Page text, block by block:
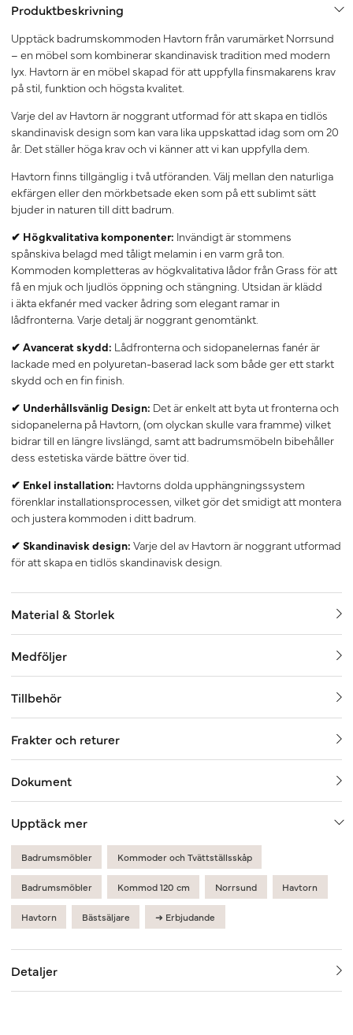
Produktbeskrivning
Upptäck badrumskommoden Havtorn från varumärket Norrsund
– en möbel som kombinerar skandinavisk tradition med modern
lyx. Havtorn är en möbel skapad för att uppfylla finsmakarens krav
på stil, funktion och högsta kvalitet.
Varje del av Havtorn är noggrant utformad för att skapa en tidlös
skandinavisk design som kan vara lika uppskattad idag som om 20
år. Det ställer höga krav och vi känner att vi kan uppfylla dem.
Havtorn finns tillgänglig i två utföranden. Välj mellan den naturliga
ekfärgen eller den mörkbetsade eken som på ett sublimt sätt
bjuder in naturen till ditt badrum.
✔ Högkvalitativa komponenter: Invändigt är stommens
spånskiva belagd med tåligt melamin i en varm grå ton.
Kommoden kompletteras av högkvalitativa lådor från Grass för att
få en mjuk och ljudlös öppning och stängning. Utsidan är klädd
i äkta ekfanér med vacker ådring som elegant ramar in
lådfronterna. Varje detalj är noggrant genomtänkt.
✔ Avancerat skydd: Lådfronterna och sidopanelernas fanér är
lackade med en polyuretan-baserad lack som både ger ett starkt
skydd och en fin finish.
✔ Underhållsvänlig Design: Det är enkelt att byta ut fronterna och
sidopanelerna på Havtorn, (om olyckan skulle vara framme) vilket
bidrar till en längre livslängd, samt att badrumsmöbeln bibehåller
dess estetiska värde bättre över tid.
✔ Enkel installation: Havtorns dolda upphängningssystem
förenklar installationsprocessen, vilket gör det smidigt att montera
och justera kommoden i ditt badrum.
✔ Skandinavisk design: Varje del av Havtorn är noggrant utformad
för att skapa en tidlös skandinavisk design.
Material & Storlek
Medföljer
Tillbehör
Frakter och returer
Dokument
Upptäck mer
Badrumsmöbler Kommoder och Tvättställsskåp
Badrumsmöbler Kommod 120 cm Norrsund Havtorn
Havtorn Bästsäljare ➜ Erbjudande
Detaljer